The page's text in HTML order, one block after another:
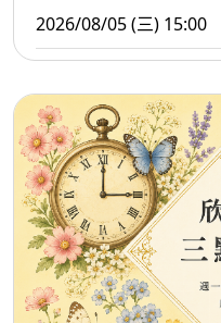
2026/08/05 (三) 15:00